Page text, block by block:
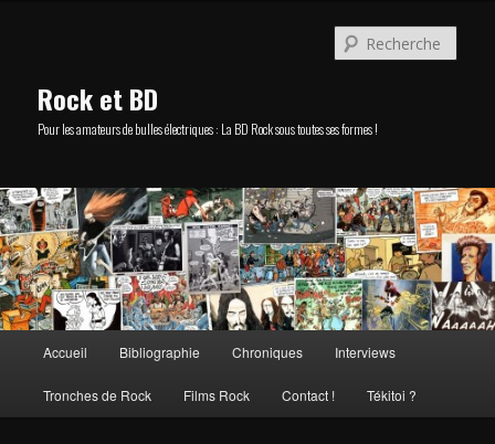
Rock et BD
Pour les amateurs de bulles électriques : La BD Rock sous toutes ses formes !
principal
Accueil Bibliographie Chroniques Interviews
Tronches de Rock Films Rock Contact ! Tékitoi ?